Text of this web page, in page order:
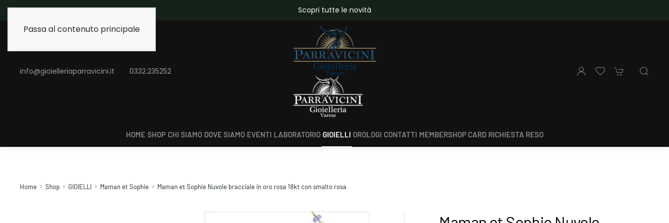
Passa al contenuto principale
Spedizione gratuita da €150,00 Scopri tutte le novità
info@gioielleriaparravicini.it 0332.235252
HOME SHOP CHI SIAMO DOVE SIAMO EVENTI LABORATORIO GIOIELLI OROLOGI CONTATTI MEMBERSHOP CARD RICHIESTA RESO
Home Shop GIOIELLI Maman et Sophie Maman et Sophie Nuvole bracciale in oro rosa 18kt con smalto rosa